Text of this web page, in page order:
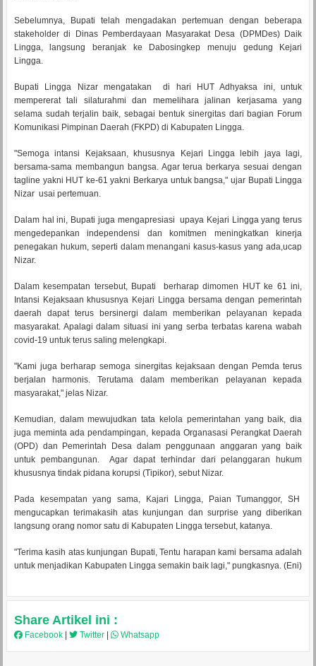
Sebelumnya, Bupati telah mengadakan pertemuan dengan beberapa
stakeholder di Dinas Pemberdayaan Masyarakat Desa (DPMDes) Daik
Lingga, langsung beranjak ke Dabosingkep menuju gedung Kejari
Lingga.
Bupati Lingga Nizar mengatakan di hari HUT Adhyaksa ini, untuk
mempererat tali silaturahmi dan memelihara jalinan kerjasama yang
selama sudah terjalin baik, sebagai bentuk sinergitas dari bagian Forum
Komunikasi Pimpinan Daerah (FKPD) di Kabupaten Lingga.
"Semoga intansi Kejaksaan, khususnya Kejari Lingga lebih jaya lagi,
bersama-sama membangun bangsa. Agar terua berkarya sesuai dengan
tagline yakni HUT ke-61 yakni Berkarya untuk bangsa," ujar Bupati Lingga
Nizar usai pertemuan.
Dalam hal ini, Bupati juga mengapresiasi upaya Kejari Lingga yang terus
mengedepankan independensi dan komitmen meningkatkan kinerja
penegakan hukum, seperti dalam menangani kasus-kasus yang ada,ucap
Nizar.
Dalam kesempatan tersebut, Bupati berharap dimomen HUT ke 61 ini,
Intansi Kejaksaan khususnya Kejari Lingga bersama dengan pemerintah
daerah dapat terus bersinergi dalam memberikan pelayanan kepada
masyarakat. Apalagi dalam situasi ini yang serba terbatas karena wabah
covid-19 untuk terus saling melengkapi.
"Kami juga berharap semoga sinergitas kejaksaan dengan Pemda terus
berjalan harmonis. Terutama dalam memberikan pelayanan kepada
masyarakat," jelas Nizar.
Kemudian, dalam mewujudkan tata kelola pemerintahan yang baik, dia
juga meminta ada pendampingan, kepada Organasasi Perangkat Daerah
(OPD) dan Pemerintah Desa dalam penggunaan anggaran yang baik
untuk pembangunan. Agar dapat terhindar dari pelanggaran hukum
khususnya tindak pidana korupsi (Tipikor), sebut Nizar.
Pada kesempatan yang sama, Kajari Lingga, Paian Tumanggor, SH
mengucapkan terimakasih atas kunjungan dan surprise yang diberikan
langsung orang nomor satu di Kabupaten Lingga tersebut, katanya.
"Terima kasih atas kunjungan Bupati, Tentu harapan kami bersama adalah
untuk menjadikan Kabupaten Lingga semakin baik lagi," pungkasnya. (Eni)
Share Artikel ini :
Facebook Twitter Whatsapp